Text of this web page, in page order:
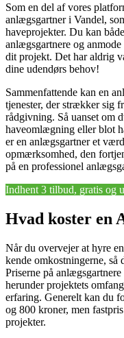
Som en del af vores
anlægsgartner i Vandel,
haveprojekter. Du kan
anlægsgartnere og
dit projekt. Det har aldrig
dine udendørs behov!
Sammenfattende kan en
tjenester, der strækker sig
rådgivning. Så uanset om
haveomlægning eller blot
er en anlægsgartner et
opmærksomhed, den
på en professionel
Indhent 3 tilbud, gratis og
Hvad koster en
Når du overvejer at hyre
kende omkostningerne,
Priserne på
herunder projektets
erfaring. Generelt kan du
og 800 kroner, men
projekter.